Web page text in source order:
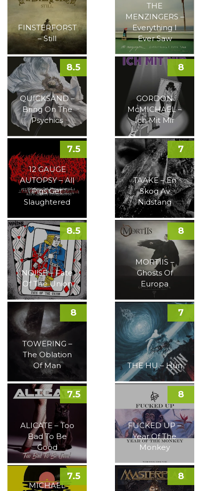
FINSTERFORST
– Still
THE
MENZINGERS –
Everything I
Ever Saw
QUICKSAND –
Bring On The
Psychics
8.5
GORDON
McMICHAEL –
Ich Mit Mir
8
12 GAUGE
AUTOPSY – All
Pigs Get
Slaughtered
7.5
TAAKE – En
Skog Av
Nidstang
7
NOI!SE – Fate
Of The Union
8.5
MORTIIS –
Ghosts Of
Europa
8
TOWERING –
The Oblation
Of Man
8
THE HU – Hun
7
ALICATE – Too
Bad To Be
Good
7.5
FUCKED UP –
Year Of The
Monkey
8
MICHAEL
7.5 8